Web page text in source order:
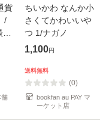
貨
/
送
舗
ちいかわ なんか小
さくてかわいいや
つ 1/ナガノ
1,100円
送料無料
(0)
bookfan au PAY マ
ーケット店